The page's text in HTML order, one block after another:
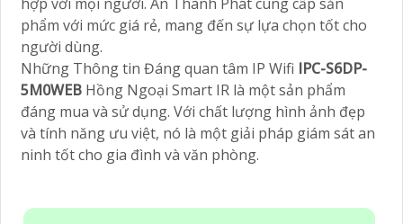
phẩm với mức giá rẻ, mang đến sự lựa chọn tốt cho
người dùng.
Những Thông tin Đáng quan tâm IP Wifi IPC-S6DP-
5M0WEB Hồng Ngoại Smart IR là một sản phẩm
đáng mua và sử dụng. Với chất lượng hình ảnh đẹp
và tính năng ưu việt, nó là một giải pháp giám sát an
ninh tốt cho gia đình và văn phòng.